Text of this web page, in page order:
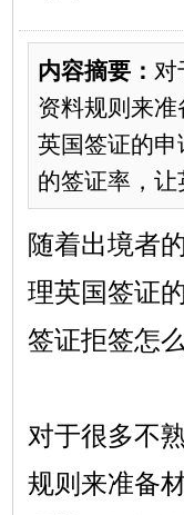
内容摘要： 对
资料规则来
英国签证的
的签证率，让
随着出境者
理英国签证
签证拒签怎
对于很多不
规则来准备